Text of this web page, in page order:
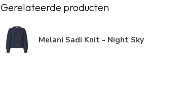
Gerelateerde producten
Melani Sadi Knit - Night Sky